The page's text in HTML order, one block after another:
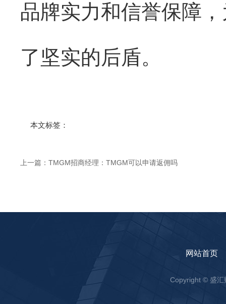
品牌实力和信誉保障
了坚实的后盾。
本文标签：
上一篇： TMGM招商经理：TMGM可以申请返佣吗
网站首页
Copyright © 盛